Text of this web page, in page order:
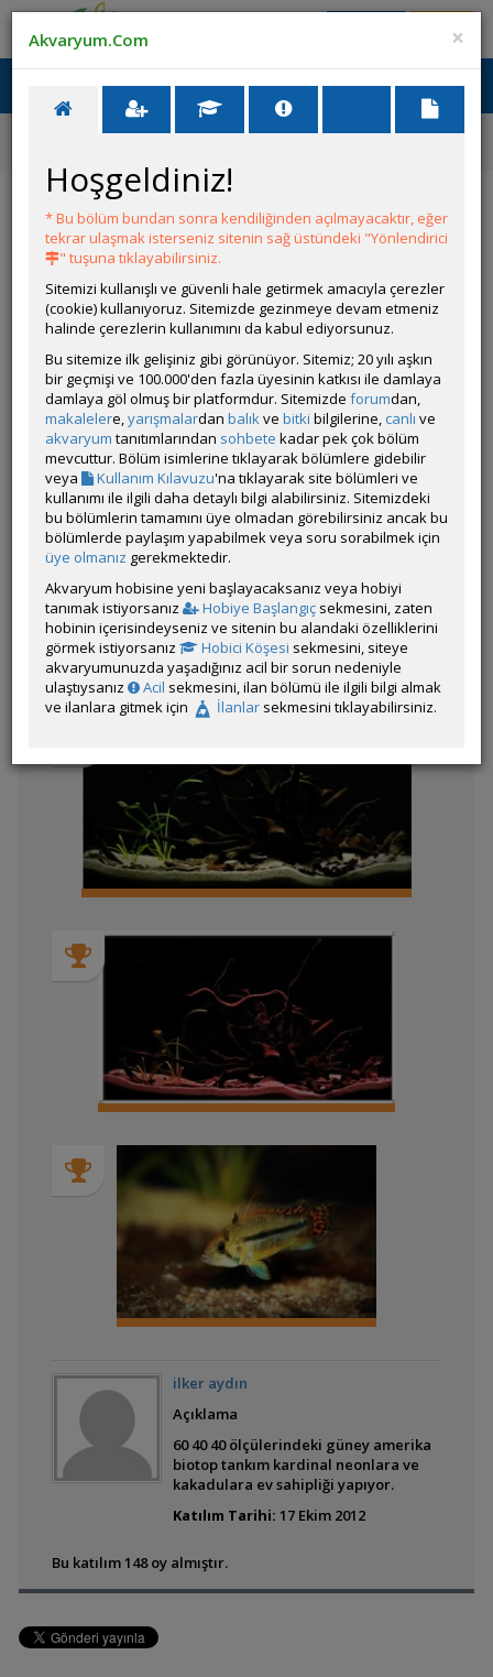
Ana Menü
Yarışmalar
39. Akvaryum ve Akvaryum Canlısı Yarışması
Yarışmalar
Katıl Ödüller
Aquatic Poison
Kategorinin Diğer Katılımları
Liste
Yapay Biyotop
Tropheus Tankım
1 Tonluk Güney
Amerikan Karması
Aquatic Poison
Benim Küçük
Amazon'um
Gnays Kayalıkları
Tank in Black
200 litre mbuna show
ilker aydın
Açıklama
60 40 40 ölçülerindeki güney amerika
biotop tankım kardinal neonlara ve
kakadulara ev sahipliği yapıyor.
Katılım Tarihi: 17 Ekim 2012
Bu katılım 148 oy almıştır.
×
Akvaryum.Com
Hoşgeldiniz!
* Bu bölüm bundan sonra kendiliğinden açılmayacaktır, eğer
tekrar ulaşmak isterseniz sitenin sağ üstündeki "Yönlendirici
" tuşuna tıklayabilirsiniz.
Sitemizi kullanışlı ve güvenli hale getirmek amacıyla çerezler
(cookie) kullanıyoruz. Sitemizde gezinmeye devam etmeniz
halinde çerezlerin kullanımını da kabul ediyorsunuz.
Bu sitemize ilk gelişiniz gibi görünüyor. Sitemiz; 20 yılı aşkın
bir geçmişi ve 100.000'den fazla üyesinin katkısı ile damlaya
damlaya göl olmuş bir platformdur. Sitemizde forumdan,
makalelere,yarışmalardan balıkve bitki bilgilerine, canlı ve
akvaryum tanıtımlarından sohbete kadar pek çok bölüm
mevcuttur. Bölüm isimlerine tıklayarak bölümlere gidebilir
veya
Kullanım Kılavuzu'na tıklayarak site bölümleri ve
kullanımı ile ilgili daha detaylı bilgi alabilirsiniz. Sitemizdeki
bu bölümlerin tamamını üye olmadan görebilirsiniz ancak bu
bölümlerde paylaşım yapabilmek veya soru sorabilmek için
üye olmanız gerekmektedir.
Akvaryum hobisine yeni başlayacaksanız veya hobiyi
tanımak istiyorsanız
Hobiye Başlangıç sekmesini, zaten
hobinin içerisindeyseniz ve sitenin bu alandaki özelliklerini
görmek istiyorsanız
Hobici Köşesi sekmesini, siteye
akvaryumunuzda yaşadığınız acil bir sorun nedeniyle
ulaştıysanız
Acil sekmesini, ilan bölümü ile ilgili bilgi almak
ve ilanlara gitmek için
İlanlar sekmesini tıklayabilirsiniz.